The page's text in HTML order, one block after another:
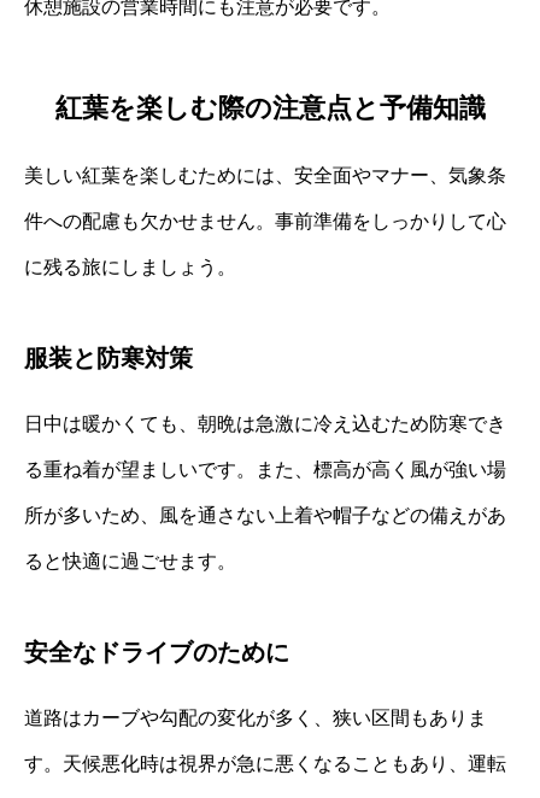
休憩施設の営業時間にも注意が必要です。
紅葉を楽しむ際の注意点と予備知識
美しい紅葉を楽しむためには、安全面やマナー、気象条
件への配慮も欠かせません。事前準備をしっかりして心
に残る旅にしましょう。
服装と防寒対策
日中は暖かくても、朝晩は急激に冷え込むため防寒でき
る重ね着が望ましいです。また、標高が高く風が強い場
所が多いため、風を通さない上着や帽子などの備えがあ
ると快適に過ごせます。
安全なドライブのために
道路はカーブや勾配の変化が多く、狭い区間もありま
す。天候悪化時は視界が急に悪くなることもあり、運転